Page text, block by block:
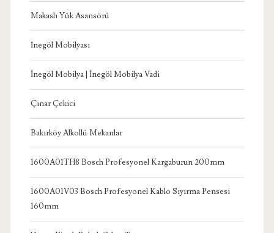
Makaslı Yük Asansörü
İnegöl Mobilyası
İnegöl Mobilya | İnegöl Mobilya Vadi
Çınar Çekici
Bakırköy Alkollü Mekanlar
1600A01TH8 Bosch Profesyonel Kargaburun 200mm
1600A01V03 Bosch Profesyonel Kablo Sıyırma Pensesi
160mm